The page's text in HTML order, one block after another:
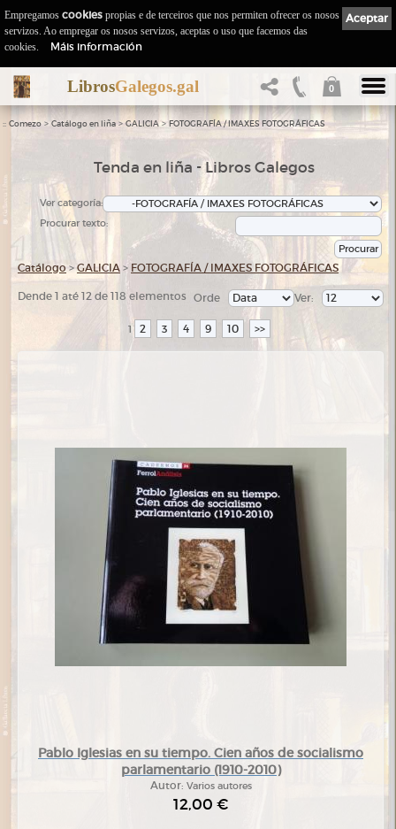
LibrosGalegos.gal 0
:: Comezo > Catálogo en liña > GALICIA> FOTOGRAFÍA / IMAXES FOTOGRÁFICAS
Tenda en liña - Libros Galegos
Ver categoría:
Procurar texto:
Catálogo >GALICIA > FOTOGRAFÍA / IMAXES FOTOGRÁFICAS
Dende 1 até 12 de 118 elementos Ver:
Orde
1 2 3 4 9 10 >>
Pablo Iglesias en su tiempo. Cien años de socialismo
parlamentario (1910-2010)
Autor: Varios autores
12,00 €
Aceptar
Empregamos cookies propias e de terceiros que nos permiten ofrecer os nosos
servizos. Ao empregar os nosos servizos, aceptas o uso que facemos das
cookies.
Máis información